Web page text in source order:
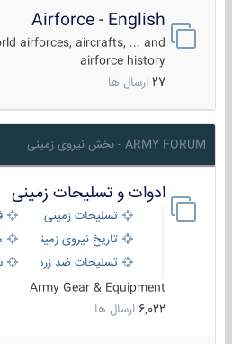
Airforce - English
airforces, aircrafts, ... and
airforce history
27 ارسال ها
ARMY FORUM - بخش نیروی زمینی
ادوات و تسلیحات زمینی
تسلیحات زمینی
تاریخ نیروی زمینی
تسلیحات ضد زره
Army Gear & Equipment
6,022 ارسال ها